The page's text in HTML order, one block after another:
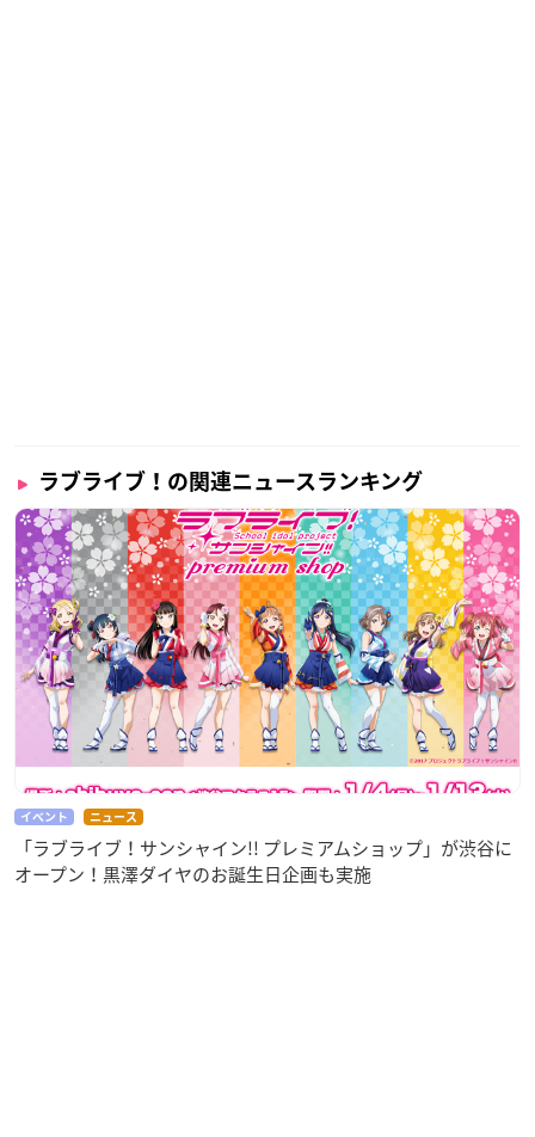
ラブライブ！の関連ニュースランキング
イベント ニュース
「ラブライブ！サンシャイン!! プレミアムショップ」が渋谷に
オープン！黒澤ダイヤのお誕生日企画も実施